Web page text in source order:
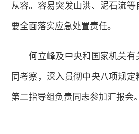
从容。容易突发山洪、泥石流等
要全面落实应急处置责任。
何立峰及中央和国家机关有
同考察，深入贯彻中央八项规
第二指导组负责同志参加汇报会。